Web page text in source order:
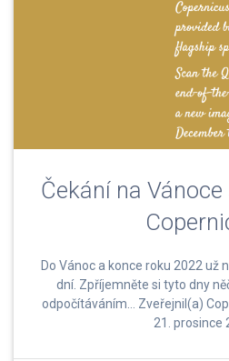
Čekání na
Do Vánoc a konce roku 2022 už
dní. Zpříjemněte si tyto dny
odpočítáváním… Zveřejnil(a)
21. prosince